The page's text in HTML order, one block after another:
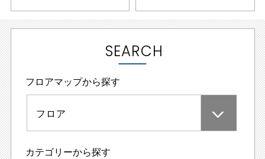
SEARCH
フロアマップから探す
フロア
カテゴリーから探す